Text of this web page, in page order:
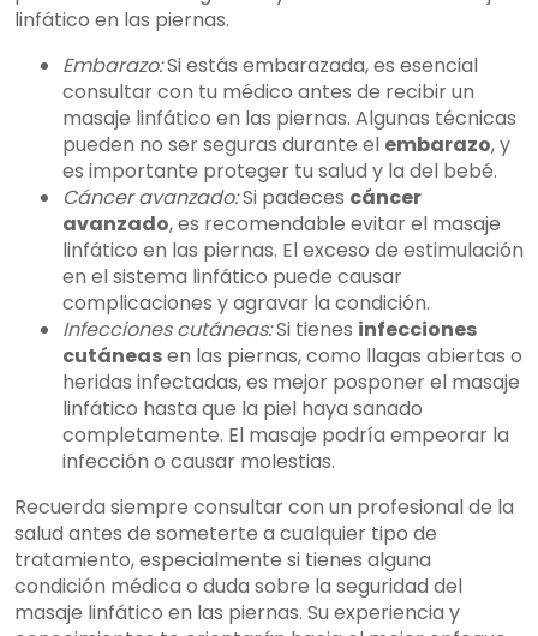
linfático en las piernas.
Embarazo:Si estás embarazada, es esencial
consultar con tu médico antes de recibir un
masaje linfático en las piernas. Algunas técnicas
pueden no ser seguras durante el embarazo, y
es importante proteger tu salud y la del bebé.
Cáncer avanzado:Si padeces cáncer
avanzado, es recomendable evitar el masaje
linfático en las piernas. El exceso de estimulación
en el sistema linfático puede causar
complicaciones y agravar la condición.
Infecciones cutáneas:Si tienes infecciones
cutáneasen las piernas, como llagas abiertas o
heridas infectadas, es mejor posponer el masaje
linfático hasta que la piel haya sanado
completamente. El masaje podría empeorar la
infección o causar molestias.
Recuerda siempre consultar con un profesional de la
salud antes de someterte a cualquier tipo de
tratamiento, especialmente si tienes alguna
condición médica o duda sobre la seguridad del
masaje linfático en las piernas. Su experiencia y